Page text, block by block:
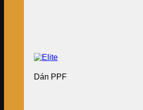
Dán PPF